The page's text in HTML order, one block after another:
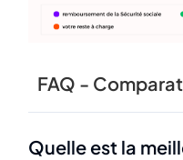
FAQ -
Quelle est la